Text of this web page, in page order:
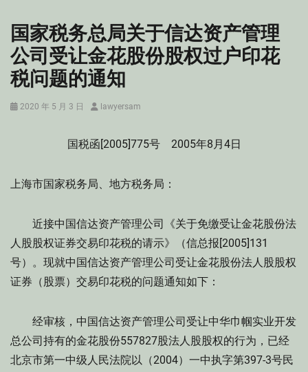
国家税务总局关于信达资产管理
公司受让金花股份股权过户印花
税问题的通知
Posted
2020 年 5 月 3 日 Authorlawyersam
国税函[2005]775号 2005年8月4日
上海市国家税务局、地方税务局：
近接中国信达资产管理公司《关于免缴受让金花股份法
人股股权证券交易印花税的请示》（信总报[2005]131
号）。现就中国信达资产管理公司受让金花股份法人股股权
证券（股票）交易印花税的问题通知如下：
经审核，中国信达资产管理公司受让中华巾帼实业开发
总公司持有的金花股份557827股法人股股权的行为，已经
北京市第一中级人民法院以（2004）一中执字第397-3号民